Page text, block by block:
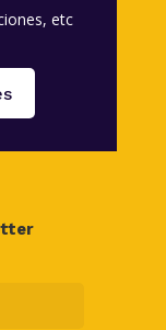
etc